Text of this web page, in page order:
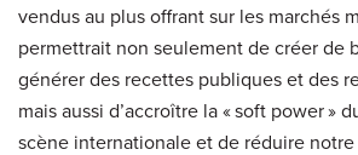
vendus au plus offrant sur les marchés
permettrait non seulement de créer de
générer des recettes publiques et des
mais aussi d’accroître la « soft power »
scène internationale et de réduire